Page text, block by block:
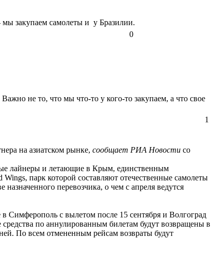
закупаем самолеты и у Бразилии.
0
не то, что мы что-то у кого-то закупаем, а что свое
1
на азиатском рынке, сообщает РИА Новости со
лайнеры и летающие в Крым, единственным
парк которой составляют отечественные самолеты
перевозчика, о чем с апреля ведутся
Симферополь с вылетом после 15 сентября и Волгоград
по аннулированным билетам будут возвращены в
По всем отмененным рейсам возвраты будут